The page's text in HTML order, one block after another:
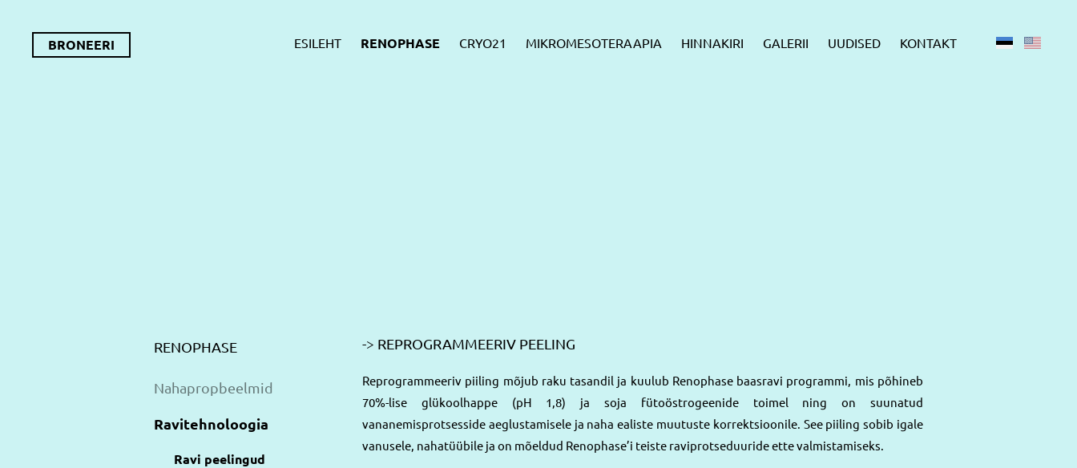
BRONEERI ESILEHT RENOPHASE CRYO21 MIKROMESOTERAAPIA HINNAKIRI GALERII UUDISED KONTAKT
RENOPHASE
Nahapropbeelmid
Ravitehnoloogia
Ravi peelingud
-> REPROGRAMMEERIV PEELING
Reprogrammeeriv piiling mõjub raku tasandil ja kuulub Renophase baasravi programmi, mis põhineb
70%-lise glükoolhappe (pH 1,8) ja soja fütoöstrogeenide toimel ning on suunatud
vananemisprotsesside aeglustamisele ja naha ealiste muutuste korrektsioonile. See piiling sobib igale
vanusele, nahatüübile ja on mõeldud Renophase’i teiste raviprotseduuride ette valmistamiseks.